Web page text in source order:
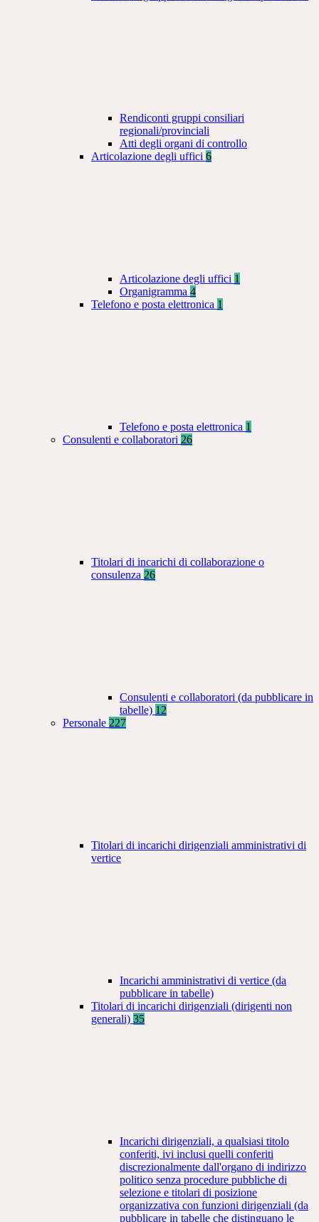
Rendiconti gruppi consiliari
regionali/provinciali
Atti degli organi di controllo
Articolazione degli uffici 6
Articolazione degli uffici 1
Organigramma 4
Telefono e posta elettronica 1
Telefono e posta elettronica 1
Consulenti e collaboratori 26
Titolari di incarichi di collaborazione o
consulenza 26
Consulenti e collaboratori (da pubblicare in
tabelle) 12
Personale 227
Titolari di incarichi dirigenziali amministrativi di
vertice
Incarichi amministrativi di vertice (da
pubblicare in tabelle)
Titolari di incarichi dirigenziali (dirigenti non
generali) 35
Incarichi dirigenziali, a qualsiasi titolo
conferiti, ivi inclusi quelli conferiti
discrezionalmente dall'organo di indirizzo
politico senza procedure pubbliche di
selezione e titolari di posizione
organizzativa con funzioni dirigenziali (da
pubblicare in tabelle che distinguano le